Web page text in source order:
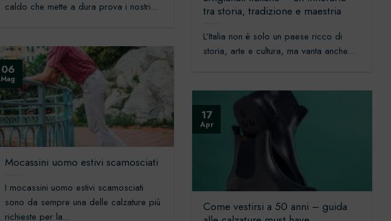
caldo che mette a dura prova i nostri...
tra storia, tradizione e maestria
L’Italia non è solo un paese ricco di
storia, arte e cultura, ma vanta anche...
Mocassini uomo estivi scamosciati
I mocassini uomo estivi scamosciati
sono da sempre una delle calzature più
richieste per la...
06
Mag
Come vestirsi a 50 anni – guida
17
Apr